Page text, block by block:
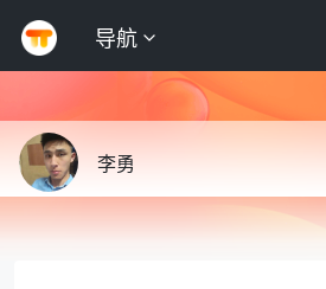
导航
李勇